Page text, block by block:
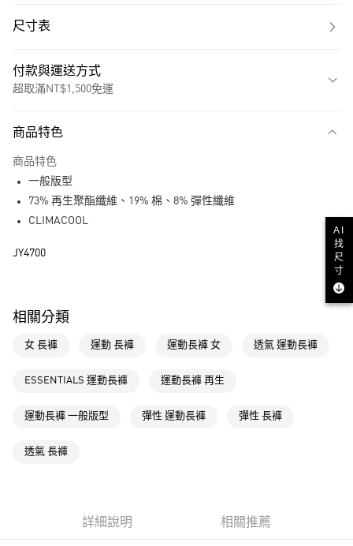
尺寸表
付款與運送方式
超取滿NT$1,500免運
LINE Pay
每筆NT$80，滿NT$1,500(含以上)免運費
付款後全家取貨
每筆NT$80，滿NT$1,500(含以上)免運費
付款後萊爾富取貨
每筆NT$80，滿NT$1,500(含以上)免運費
商品特色
商品特色
一般版型
73% 再生聚酯纖維、19% 棉、8% 彈性纖維
CLIMACOOL
JY4700
相關分類
女 長褲 運動 長褲 運動長褲 女 透氣 運動長褲
ESSENTIALS 運動長褲 運動長褲 再生
運動長褲 一般版型 彈性 運動長褲 彈性 長褲
透氣 長褲
詳細說明 相關推薦
AI
找
尺
寸